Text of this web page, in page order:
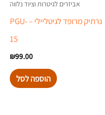
אביזרים לגיטרות וציוד נלווה
נרתיק מרופד לגיטליילי – PGU-
15
₪99.00
הוספה לסל